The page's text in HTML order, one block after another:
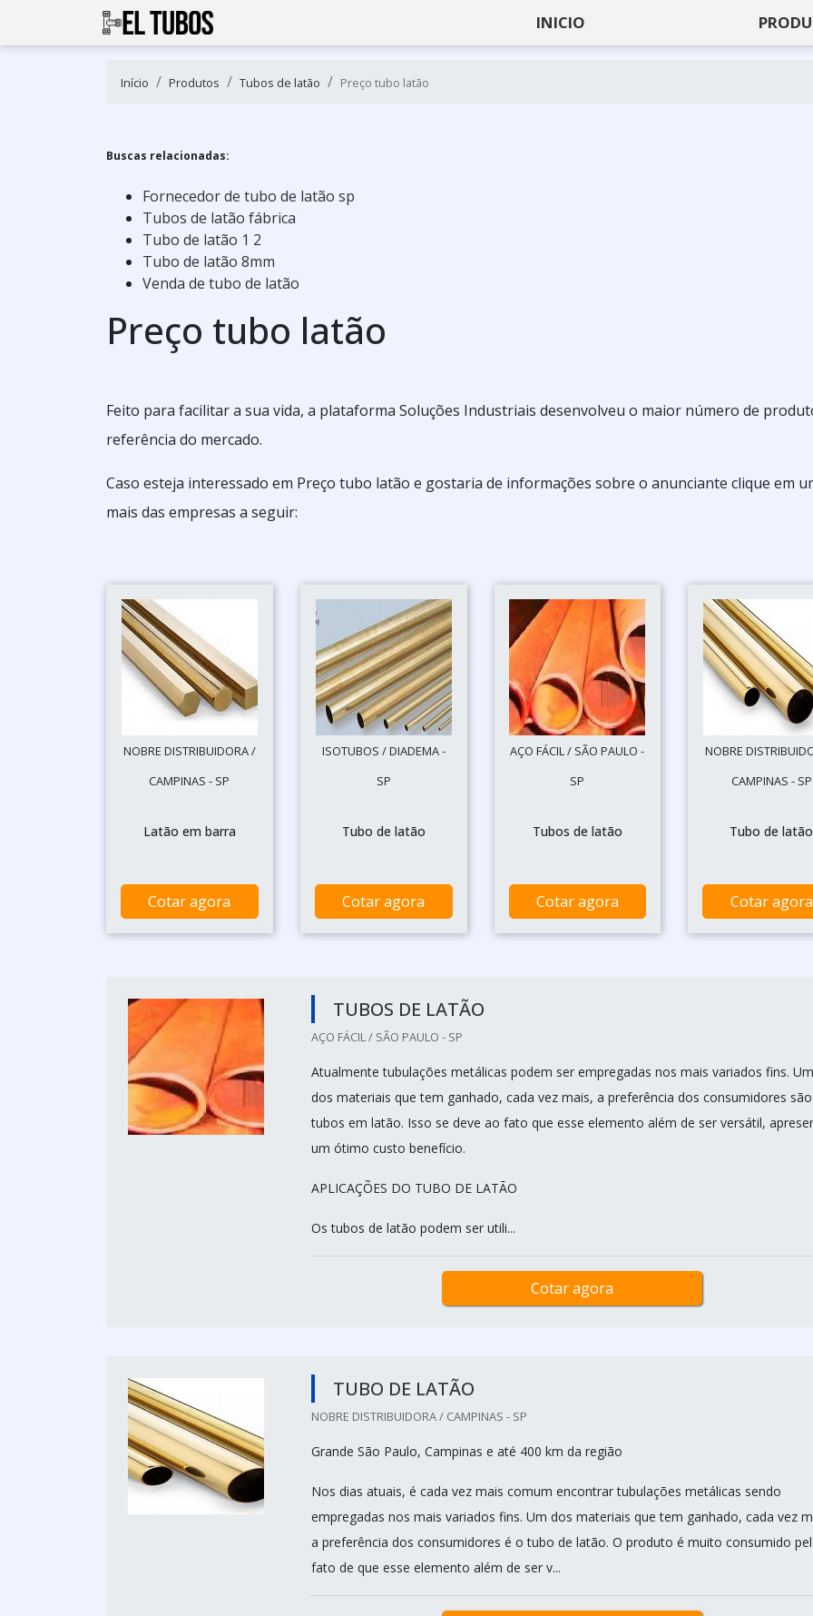
INICIO
Início Produtos Tubos de latão Preço tubo latão
Buscas relacionadas:
Fornecedor de tubo de latão sp
Tubos de latão fábrica
Tubo de latão 1 2
Tubo de latão 8mm
Venda de tubo de latão
Preço tubo latão
Feito para facilitar a sua vida, a plataforma Soluções Industriais desenvolveu o maior número de
referência do mercado.
Caso esteja interessado em Preço tubo latão e gostaria de informações sobre o anunciante clique em
mais das empresas a seguir:
NOBRE DISTRIBUIDORA /
CAMPINAS - SP
Latão em barra
Cotar agora
ISOTUBOS / DIADEMA -
SP
Tubo de latão
Cotar agora
AÇO FÁCIL / SÃO PAULO -
SP
Tubos de latão
Cotar agora
NOBRE
CAMPINAS - SP
Tubo de latão
Cotar agora
TUBOS DE LATÃO
AÇO FÁCIL / SÃO PAULO - SP
Atualmente tubulações metálicas podem ser empregadas nos mais variados fins. Um
dos materiais que tem ganhado, cada vez mais, a preferência dos consumidores
tubos em latão. Isso se deve ao fato que esse elemento além de ser versátil,
um ótimo custo benefício.
APLICAÇÕES DO TUBO DE LATÃO
Os tubos de latão podem ser utili...
Cotar agora
TUBO DE LATÃO
NOBRE DISTRIBUIDORA / CAMPINAS - SP
Grande São Paulo, Campinas e até 400 km da região
Nos dias atuais, é cada vez mais comum encontrar tubulações metálicas sendo
empregadas nos mais variados fins. Um dos materiais que tem ganhado, cada vez
a preferência dos consumidores é o tubo de latão. O produto é muito consumido
fato de que esse elemento além de ser v...